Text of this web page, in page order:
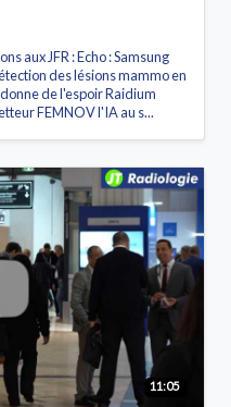
aux JFR : Echo : Samsung
des lésions mammo en
de l'espoir Raidium
FEMNOV l'IA au s...
11:05